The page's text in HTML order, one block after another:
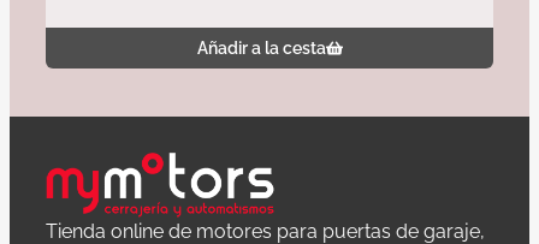
Añadir a la cesta
Tienda online de motores para puertas de garaje,